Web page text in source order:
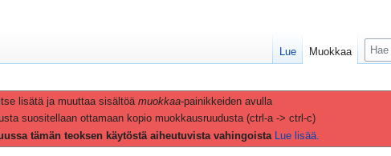
lisätä ja muuttaa sisältöä muokkaa-painikkeiden avulla
suositellaan ottamaan kopio muokkausruudusta (ctrl-a -> ctrl-c)
tämän teoksen käytöstä aiheutuvista vahingoista Lue lisää.
Lue Muokkaa
H
a